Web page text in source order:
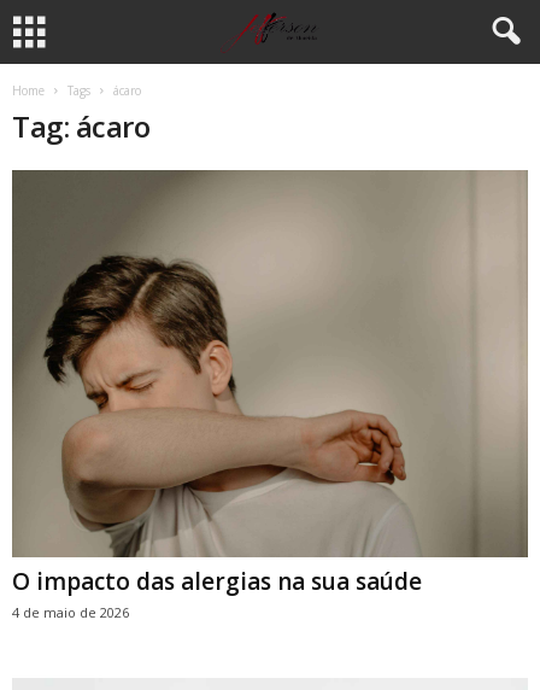
Home Tags ácaro
Tag: ácaro
O impacto das alergias na sua saúde
4 de maio de 2026